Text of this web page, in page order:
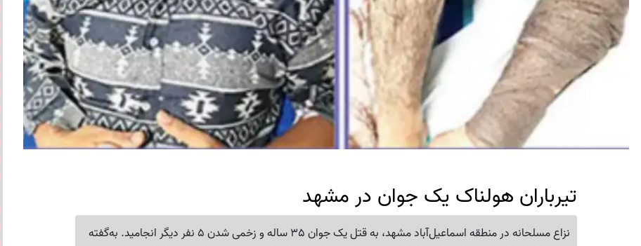
تیرباران هولناک یک جوان در مشهد
نزاع مسلحانه در منطقه اسماعیل‌آباد مشهد، به قتل یک جوان 35 ساله و زخمی شدن 5 نفر دیگر انجامید. به‌گفته